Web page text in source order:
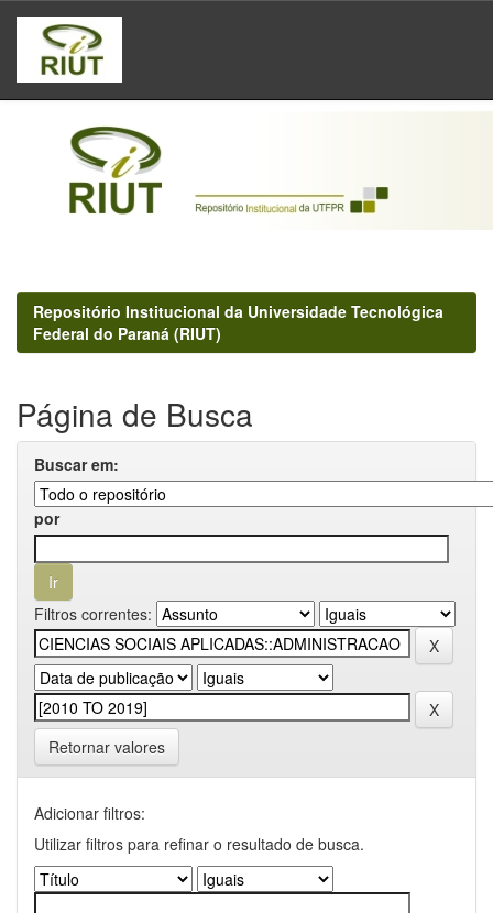
Skip
navigation
Repositório Institucional da Universidade Tecnológica
Federal do Paraná (RIUT)
Página de Busca
Buscar em:
por
Filtros correntes:
Retornar valores
Adicionar filtros:
Utilizar filtros para refinar o resultado de busca.